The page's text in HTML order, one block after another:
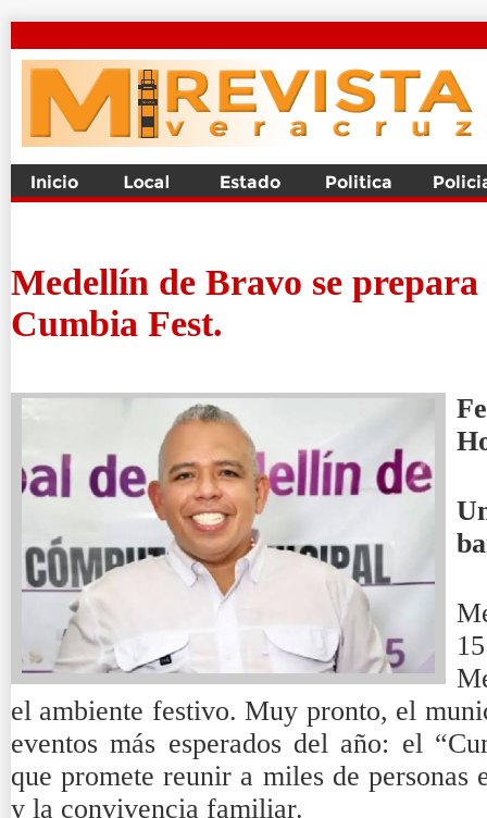
Medellín de Bravo se
Cumbia Fest.
el ambiente festivo. Muy pronto, el
eventos más esperados del año: el
que promete reunir a miles de
y la convivencia familiar.